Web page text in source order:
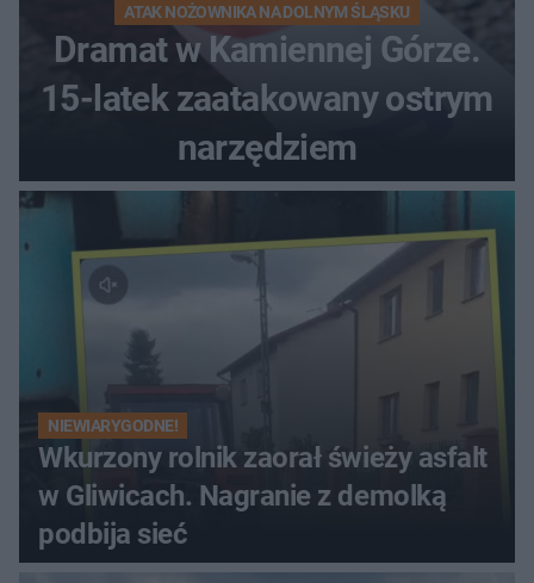
ATAK NOŻOWNIKA NA DOLNYM ŚLĄSKU
Dramat w Kamiennej Górze.
15-latek zaatakowany ostrym
narzędziem
NIEWIARYGODNE!
Wkurzony rolnik zaorał świeży asfalt
w Gliwicach. Nagranie z demolką
podbija sieć